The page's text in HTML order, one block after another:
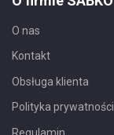
O nas
Kontakt
Obsługa klienta
Polityka prywatności
Regulamin